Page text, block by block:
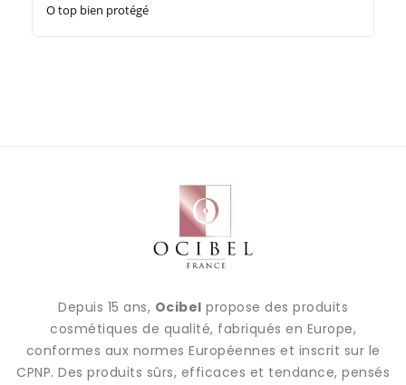
O top bien protégé
Depuis 15 ans, Ocibel propose des produits
cosmétiques de qualité, fabriqués en Europe,
conformes aux normes Européennes et inscrit sur le
CPNP. Des produits sûrs, efficaces et tendance, pensés